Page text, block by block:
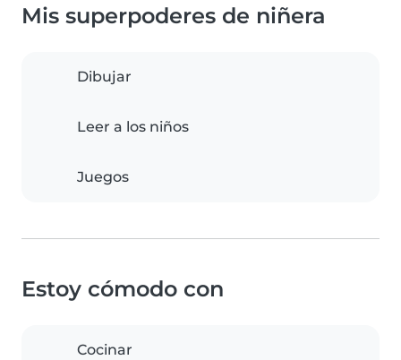
Mis superpoderes de niñera
Dibujar
Leer a los niños
Juegos
Estoy cómodo con
Cocinar